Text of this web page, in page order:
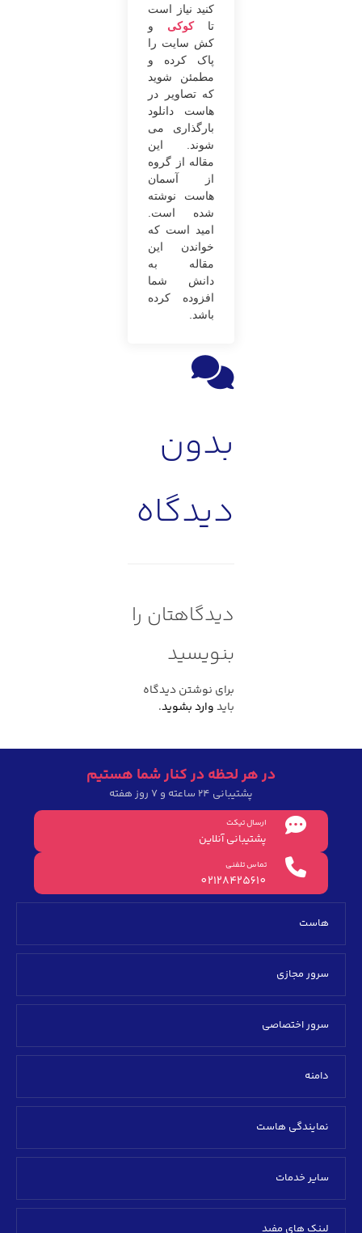
کنید نیاز است
تاکوکی و
کش سایت را
پاک کرده و
مطمئن شوید
که تصاویر در
هاست دانلود
بارگذاری می
‌شوند. این
مقاله از گروه
از آسمان
‌هاست نوشته
شده است.
امید است که
خواندن این
مقاله به
دانش شما
افزوده کرده
باشد.
بدون
دیدگاه
دیدگاهتان را
بنویسید
برای نوشتن دیدگاه
بایدوارد بشوید.
در هر لحظه در کنار شما هستیم
پشتیبانی 24 ساعته و 7 روز هفته
ارسال تیکت
پشتیبانی آنلاین
تماس تلفنی
02128425610
هاست
سرور مجازی
سرور اختصاصی
دامنه
نمایندگی هاست
سایر خدمات
لینک های مفید